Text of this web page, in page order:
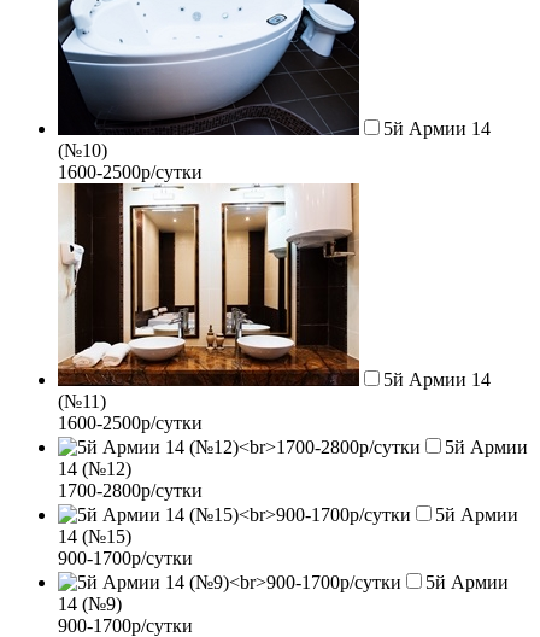
5й Армии 14
(№10)
1600-2500р/сутки
5й Армии 14
(№11)
1600-2500р/сутки
5й Армии
14 (№12)
1700-2800р/сутки
5й Армии
14 (№15)
900-1700р/сутки
5й Армии
14 (№9)
900-1700р/сутки